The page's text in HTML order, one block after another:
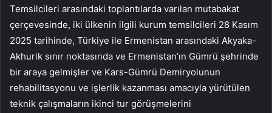
Temsilcileri arasındaki toplantılarda varılan mutabakat
çerçevesinde, iki ülkenin ilgili kurum temsilcileri 28 Kasım
2025 tarihinde, Türkiye ile Ermenistan arasındaki Akyaka-
Akhurik sınır noktasında ve Ermenistan’ın Gümrü şehrinde
bir araya gelmişler ve Kars-Gümrü Demiryolunun
rehabilitasyonu ve işlerlik kazanması amacıyla yürütülen
teknik çalışmaların ikinci tur görüşmelerini